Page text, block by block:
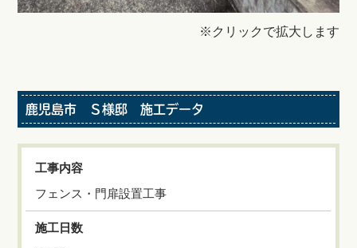
※クリックで拡大します
鹿児島市 Ｓ様邸 施工データ
工事内容
フェンス・門扉設置工事
施工日数